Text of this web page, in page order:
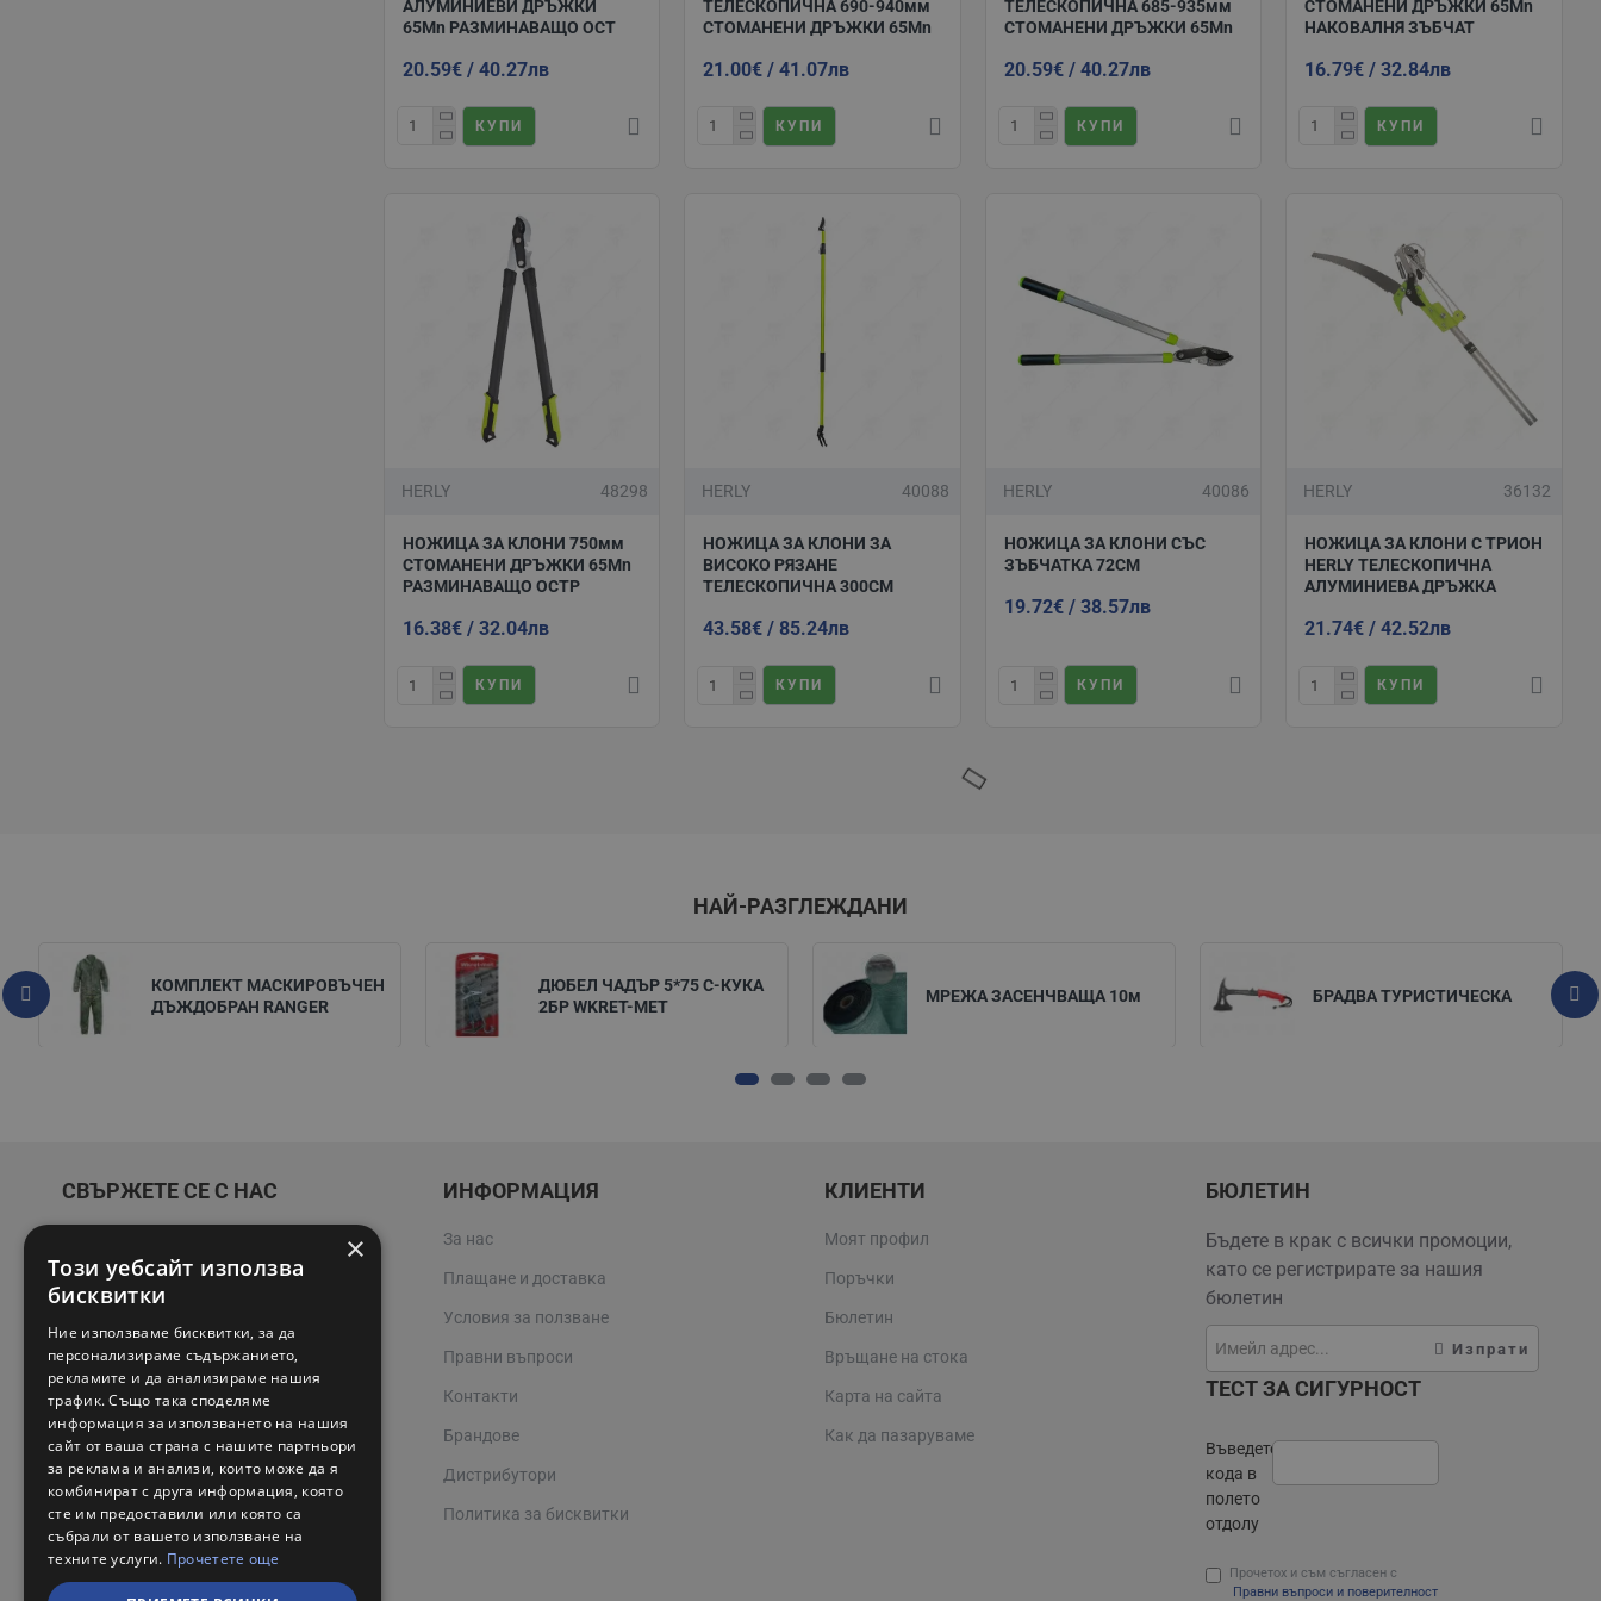
АЛУМИНИЕВИ ДРЪЖКИ
65Mn РАЗМИНАВАЩО ОСТ
20.59€ / 40.27лв
КУПИ
ТЕЛЕСКОПИЧНА 690-940мм
СТОМАНЕНИ ДРЪЖКИ 65Mn
21.00€ / 41.07лв
КУПИ
ТЕЛЕСКОПИЧНА 685-935мм
СТОМАНЕНИ ДРЪЖКИ 65Mn
20.59€ / 40.27лв
КУПИ
СТОМАНЕНИ ДРЪЖКИ 65Mn
НАКОВАЛНЯ ЗЪБЧАТ
16.79€ / 32.84лв
КУПИ
HERLY 48298
НОЖИЦА ЗА КЛОНИ 750мм
СТОМАНЕНИ ДРЪЖКИ 65Mn
РАЗМИНАВАЩО ОСТР
16.38€ / 32.04лв
КУПИ
HERLY 40088
НОЖИЦА ЗА КЛОНИ ЗА
ВИСОКО РЯЗАНЕ
ТЕЛЕСКОПИЧНА 300СМ
43.58€ / 85.24лв
КУПИ
HERLY 40086
НОЖИЦА ЗА КЛОНИ СЪС
ЗЪБЧАТКА 72СМ
19.72€ / 38.57лв
КУПИ
HERLY 36132
НОЖИЦА ЗА КЛОНИ С ТРИОН
HERLY ТЕЛЕСКОПИЧНА
АЛУМИНИЕВА ДРЪЖКА
21.74€ / 42.52лв
КУПИ
НАЙ-РАЗГЛЕЖДАНИ
КОМПЛЕКТ МАСКИРОВЪЧЕН
ДЪЖДОБРАН RANGER
ДЮБЕЛ ЧАДЪР 5*75 C-КУКА
2БР WKRET-MET
МРЕЖА ЗАСЕНЧВАЩА 10м БРАДВА ТУРИСТИЧЕСКА
СВЪРЖЕТЕ СЕ С НАС
online@valerii.com
Магазин Профел Варна
Сервизи
Работно време 08:00 - 17:00
ИНФОРМАЦИЯ
За нас
Плащане и доставка
Условия за ползване
Правни въпроси
Контакти
Брандове
Дистрибутори
Политика за бисквитки
КЛИЕНТИ
Моят профил
Поръчки
Бюлетин
Връщане на стока
Карта на сайта
Как да пазаруваме
БЮЛЕТИН
Бъдете в крак с всички промоции,
като се регистрирате за нашия
бюлетин
Изпрати
ТЕСТ ЗА СИГУРНОСТ
Въведете
кода в
полето
отдолу
Прочетох и съм съгласен с
Правни въпроси и поверителност
×
Този уебсайт използва
бисквитки
Ние използваме бисквитки, за да
персонализираме съдържанието,
рекламите и да анализираме нашия
трафик. Също така споделяме
информация за използването на нашия
сайт от ваша страна с нашите партньори
за реклама и анализи, които може да я
комбинират с друга информация, която
сте им предоставили или която са
събрали от вашето използване на
техните услуги. Прочетете още